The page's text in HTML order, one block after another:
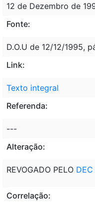
12 de Dezembro de
Fonte:
D.O.U de 12/12/1995,
Link:
Texto integral
Referenda:
---
Alteração:
REVOGADO PELO DEC
Correlação: